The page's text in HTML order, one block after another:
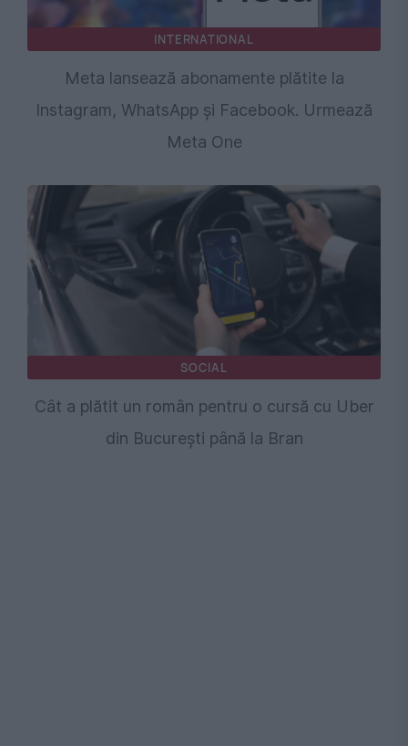
INTERNATIONAL
Meta lansează abonamente plătite la
Instagram, WhatsApp și Facebook. Urmează
Meta One
SOCIAL
Cât a plătit un român pentru o cursă cu Uber
din București până la Bran